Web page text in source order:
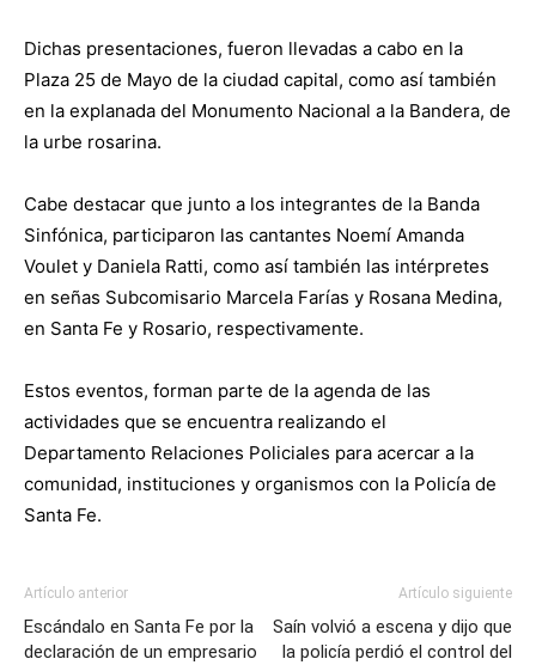
Dichas presentaciones, fueron llevadas a cabo en la
Plaza 25 de Mayo de la ciudad capital, como así también
en la explanada del Monumento Nacional a la Bandera, de
la urbe rosarina.
Cabe destacar que junto a los integrantes de la Banda
Sinfónica, participaron las cantantes Noemí Amanda
Voulet y Daniela Ratti, como así también las intérpretes
en señas Subcomisario Marcela Farías y Rosana Medina,
en Santa Fe y Rosario, respectivamente.
Estos eventos, forman parte de la agenda de las
actividades que se encuentra realizando el
Departamento Relaciones Policiales para acercar a la
comunidad, instituciones y organismos con la Policía de
Santa Fe.
Artículo anterior
Escándalo en Santa Fe por la
declaración de un empresario
Artículo siguiente
Saín volvió a escena y dijo que
la policía perdió el control del